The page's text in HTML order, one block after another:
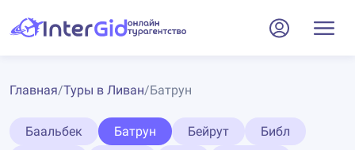
Главная/Туры в Ливан/Батрун
Баальбек Батрун Бейрут
Библ